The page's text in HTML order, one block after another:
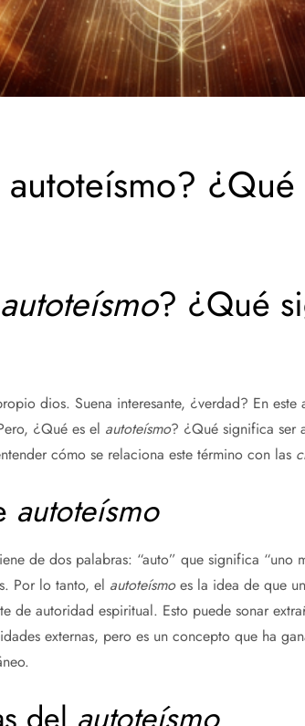
autoteísmo? ¿Qué
dios. Suena interesante, ¿verdad? En
¿Qué es el autoteísmo? ¿Qué significa ser
cómo se relaciona este término con las
autoteísmo
de dos palabras: “auto” que significa “uno
Por lo tanto, el autoteísmoes la idea de que
de autoridad espiritual. Esto puede sonar
externas, pero es un concepto que ha